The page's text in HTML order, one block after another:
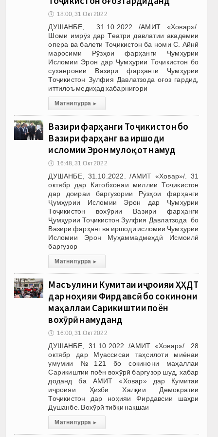
🕔 18:00, 31.Окт 2022
ДУШАНБЕ, 31.10.2022 /АМИТ «Ховар»/.
Шоми имрӯз дар Театри давлатии академии
опера ва балети Тоҷикистон ба номи С. Айнӣ
маросими Рӯзҳои фарҳанги Ҷумҳурии
Исломии Эрон дар Ҷумҳурии Тоҷикистон бо
суханронии Вазири фарҳанги Ҷумҳурии
Тоҷикистон Зулфия Давлатзода оғоз гардид,
иттилоъ медиҳад хабарнигори
Матни пурра ▸
Вазири фарҳанги Тоҷикистон бо
Вазири фарҳанг ва иршоди
исломии Эрон мулоқот намуд
🕔 16:48, 31.Окт 2022
ДУШАНБЕ, 31.10.2022. /АМИТ «Ховар»/. 31
октябр дар Китобхонаи миллии Тоҷикистон
дар доираи баргузории Рӯзҳои фарҳанги
Ҷумҳурии Исломии Эрон дар Ҷумҳурии
Тоҷикистон вохӯрии Вазири фарҳанги
Ҷумҳурии Тоҷикистон Зулфия Давлатзода бо
Вазири фарҳанг ва иршоди исломии Ҷумҳурии
Исломии Эрон Муҳаммадмеҳдӣ Исмоилӣ
баргузор
Матни пурра ▸
Масъулини Кумитаи иҷроияи ҲҲДТ
дар ноҳияи Фирдавсӣ бо сокинони
маҳаллаи Сарикиштии поён
вохӯрӣ намуданд
🕔 16:00, 31.Окт 2022
ДУШАНБЕ, 31.10.2022 /АМИТ «Ховар»/. 28
октябр дар Муассисаи таҳсилоти миёнаи
умумии №121 бо сокинони маҳаллаи
Сарикиштии поён вохӯрӣ баргузор шуд, хабар
доданд ба АМИТ «Ховар» дар Кумитаи
иҷроияи Ҳизби Халқии Демократии
Тоҷикистон дар ноҳияи Фирдавсии шаҳри
Душанбе. Вохӯрӣ тибқи нақшаи
Матни пурра ▸